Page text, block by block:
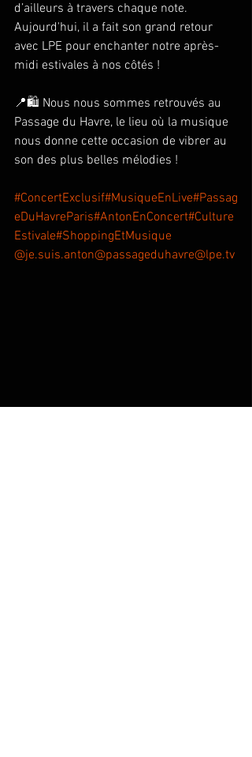
d’ailleurs à travers chaque note.
Aujourd'hui, il a fait son grand retour
avec LPE pour enchanter notre après-
midi estivales à nos côtés !
📍🛍️ Nous nous sommes retrouvés au
Passage du Havre, le lieu où la musique
nous donne cette occasion de vibrer au
son des plus belles mélodies !
#ConcertExclusif#MusiqueEnLive#Passag
eDuHavreParis#AntonEnConcert#Culture
Estivale#ShoppingEtMusique
@je.suis.anton@passageduhavre@lpe.tv